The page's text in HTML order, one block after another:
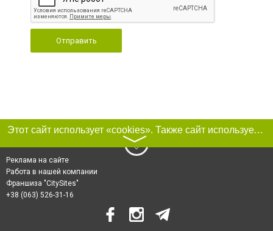
Отправить
Этот сайт использует «cookies». Также сайт использует интернет-сервис для сбора технических данных касательно посетителей с целью получения маркетинговой и статистической информации. Условия обработки данных посетителей сайта см.
〉
Реклама на сайте
Работа в нашей компании
Франшиза "CitySites"
+38 (063) 526-31-16